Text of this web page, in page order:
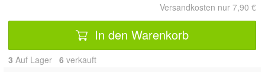
Versandkosten nur 7,90 €
In den Warenkorb
3 Auf Lager 6 verkauft